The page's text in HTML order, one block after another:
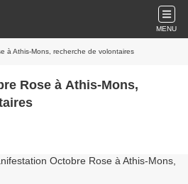
MENU
à Athis-Mons, recherche de volontaires
Rose à Athis-Mons,